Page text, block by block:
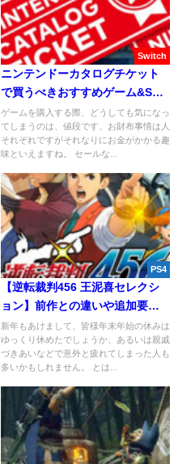
Switch
ニンテンドーカタログチケット
で買うべきおすすめゲーム&SD
カードを紹介！
ゲームを購入する際、どうしても気になっ
てしまうのは、値段です、お財布事情は人
それぞれですがそれなりにお金がかかる趣
味といえますね。 セールな...
PS4
【逆転裁判456 王泥喜セレクシ
ョン】前作との違いや追加要素
を解説！
新年もあけまして、皆様年末年始の休みは
ゆっくり休めたでしょうか、あるいは親戚
づきあいなどで意外と疲れてしまった人も
多いかもしれません。 とは...